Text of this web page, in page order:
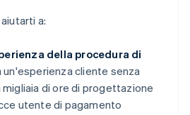
a:
della procedura di
un'esperienza cliente senza
di ore di progettazione
utente di pagamento